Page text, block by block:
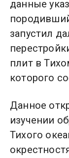
данные
запустил
плит в
которого
Данное
изучении
Тихого